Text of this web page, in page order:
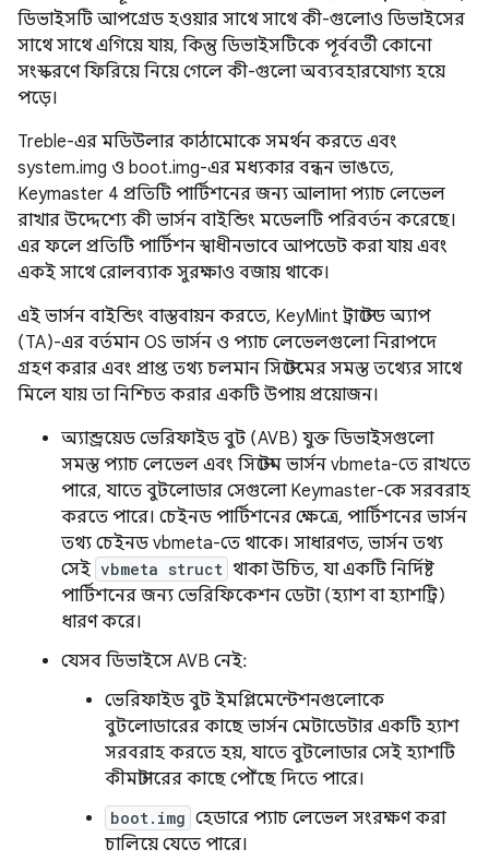
ডিভাইসটি আপগ্রেড হওয়ার সাথে সাথে কী-গুলোও ডিভাইসের
সাথে সাথে এগিয়ে যায়, কিন্তু ডিভাইসটিকে পূর্ববর্তী কোনো
সংস্করণে ফিরিয়ে নিয়ে গেলে কী-গুলো অব্যবহারযোগ্য হয়ে
পড়ে।
Treble-এর মডিউলার কাঠামোকে সমর্থন করতে এবং
system.img ও boot.img-এর মধ্যকার বন্ধন ভাঙতে,
Keymaster 4 প্রতিটি পার্টিশনের জন্য আলাদা প্যাচ লেভেল
রাখার উদ্দেশ্যে কী ভার্সন বাইন্ডিং মডেলটি পরিবর্তন করেছে।
এর ফলে প্রতিটি পার্টিশন স্বাধীনভাবে আপডেট করা যায় এবং
একই সাথে রোলব্যাক সুরক্ষাও বজায় থাকে।
এই ভার্সন বাইন্ডিং বাস্তবায়ন করতে, KeyMint ট্রাস্টেড অ্যাপ
(TA)-এর বর্তমান OS ভার্সন ও প্যাচ লেভেলগুলো নিরাপদে
গ্রহণ করার এবং প্রাপ্ত তথ্য চলমান সিস্টেমের সমস্ত তথ্যের সাথে
মিলে যায় তা নিশ্চিত করার একটি উপায় প্রয়োজন।
অ্যান্ড্রয়েড ভেরিফাইড বুট (AVB) যুক্ত ডিভাইসগুলো
সমস্ত প্যাচ লেভেল এবং সিস্টেম ভার্সন vbmeta-তে রাখতে
পারে, যাতে বুটলোডার সেগুলো Keymaster-কে সরবরাহ
করতে পারে। চেইনড পার্টিশনের ক্ষেত্রে, পার্টিশনের ভার্সন
তথ্য চেইনড vbmeta-তে থাকে। সাধারণত, ভার্সন তথ্য
সেই vbmeta struct থাকা উচিত, যা একটি নির্দিষ্ট
পার্টিশনের জন্য ভেরিফিকেশন ডেটা (হ্যাশ বা হ্যাশট্রি)
ধারণ করে।
যেসব ডিভাইসে AVB নেই:
ভেরিফাইড বুট ইমপ্লিমেন্টেশনগুলোকে
বুটলোডারের কাছে ভার্সন মেটাডেটার একটি হ্যাশ
সরবরাহ করতে হয়, যাতে বুটলোডার সেই হ্যাশটি
কীমাস্টারের কাছে পৌঁছে দিতে পারে।
boot.img হেডারে প্যাচ লেভেল সংরক্ষণ করা
চালিয়ে যেতে পারে।